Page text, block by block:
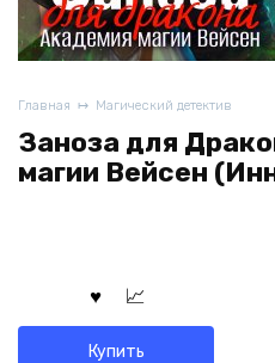
Главная Магический детектив
Заноза для
магии Вейсен
Купить